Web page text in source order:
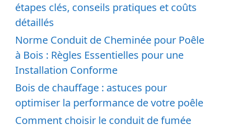
étapes clés, conseils pratiques et coûts
détaillés
Norme Conduit de Cheminée pour Poêle
à Bois : Règles Essentielles pour une
Installation Conforme
Bois de chauffage : astuces pour
optimiser la performance de votre poêle
Comment choisir le conduit de fumée